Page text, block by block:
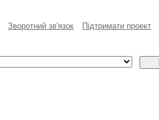
Зворотний зв'язок Пiдтримати проект